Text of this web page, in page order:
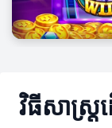
វិធីសាស្ត្